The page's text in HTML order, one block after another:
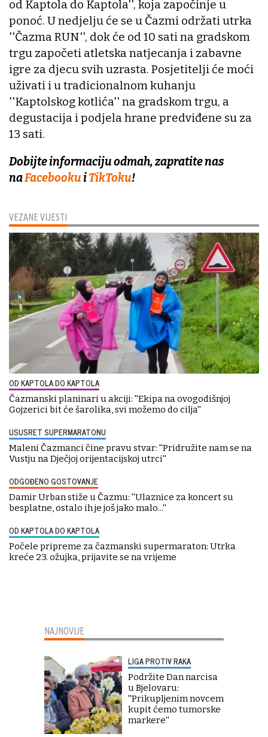
VEZANE VIJESTI
OD KAPTOLA DO KAPTOLA
Čazmanski planinari u akciji: ''Ekipa na ovogodišnjoj
Gojzerici bit će šarolika, svi možemo do cilja''
USUSRET SUPERMARATONU
Maleni Čazmanci čine pravu stvar: ''Pridružite nam se na
Vustju na Dječjoj orijentacijskoj utrci''
ODGOĐENO GOSTOVANJE
Damir Urban stiže u Čazmu: ''Ulaznice za koncert su
besplatne, ostalo ih je još jako malo...''
OD KAPTOLA DO KAPTOLA
Počele pripreme za čazmanski supermaraton: Utrka
kreće 23. ožujka, prijavite se na vrijeme
od Kaptola do Kaptola'', koja započinje u
ponoć. U nedjelju će se u Čazmi održati utrka
''Čazma RUN'', dok će od 10 sati na gradskom
trgu započeti atletska natjecanja i zabavne
igre za djecu svih uzrasta. Posjetitelji će moći
uživati i u tradicionalnom kuhanju
''Kaptolskog kotlića'' na gradskom trgu, a
degustacija i podjela hrane predviđene su za
13 sati.
Dobijte informaciju odmah, zapratite nas
naFacebookuiTikToku!
NAJNOVIJE
LIGA PROTIV RAKA
Podržite Dan narcisa
u Bjelovaru:
''Prikupljenim novcem
kupit ćemo tumorske
markere''